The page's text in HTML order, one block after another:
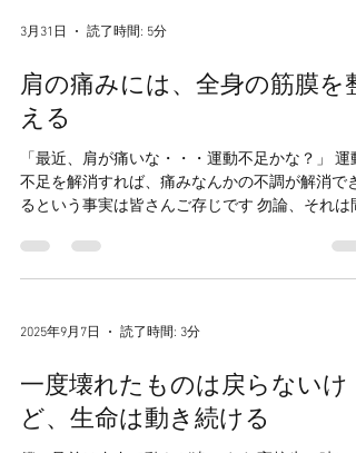
3月31日 読了時間: 5分
肩の痛みには、全身の筋膜を整
える
不足を解消すれば、痛みなんかの不調が解消でき
身体を動かすと痛みが悪化する可能性も出てくる
る】 ☑夜間、眠るときに痛みで眠れない、目が覚
める ☑急に肩を頭の方まで持ち上げることが出来
なくなった ☑指先に力が入らなくなったり、痺れ
2025年9月7日 読了時間: 3分